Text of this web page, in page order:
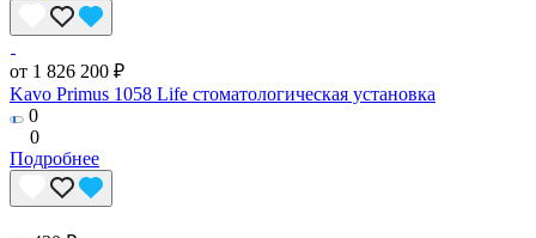
от 1 826 200 ₽
Kavo Primus 1058 Life стоматологическая установка
0
0
Подробнее